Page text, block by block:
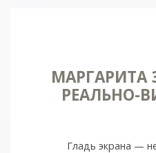
МАРГАРИТА
РЕАЛЬНО-
Гладь экрана —